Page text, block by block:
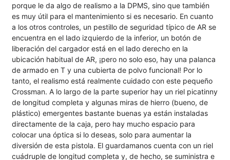
porque le da algo de realismo a la DPMS, sino que también
es muy útil para el mantenimiento si es necesario. En cuanto
a los otros controles, un pestillo de seguridad típico de AR se
encuentra en el lado izquierdo de la inferior, un botón de
liberación del cargador está en el lado derecho en la
ubicación habitual de AR, ¡pero no solo eso, hay una palanca
de armado en T y una cubierta de polvo funcional! Por lo
tanto, el realismo está realmente cuidado con este pequeño
Crossman. A lo largo de la parte superior hay un riel picatinny
de longitud completa y algunas miras de hierro (bueno, de
plástico) emergentes bastante buenas ya están instaladas
directamente de la caja, pero hay mucho espacio para
colocar una óptica si lo deseas, solo para aumentar la
diversión de esta pistola. El guardamanos cuenta con un riel
cuádruple de longitud completa y, de hecho, se suministra e